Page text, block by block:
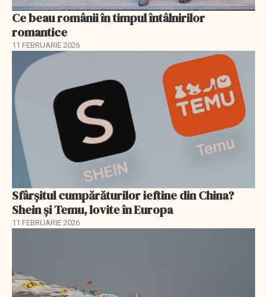
Ce beau românii în timpul întâlnirilor
romantice
11 FEBRUARIE 2026
Sfârșitul cumpărăturilor ieftine din China?
Shein și Temu, lovite în Europa
11 FEBRUARIE 2026